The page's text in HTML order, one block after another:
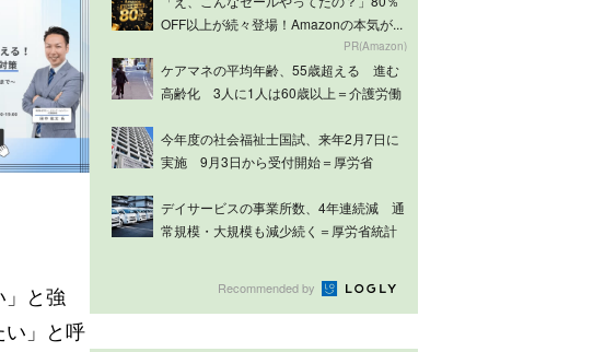
」と強
い」と呼
OFF以上が続々登場！Amazonの本気が...
PR(Amazon)
ケアマネの平均年齢、55歳超える 進む
高齢化 3人に1人は60歳以上＝介護労働
今年度の社会福祉士国試、来年2月7日に
実施 9月3日から受付開始＝厚労省
デイサービスの事業所数、4年連続減 通
常規模・大規模も減少続く＝厚労省統計
Recommended by